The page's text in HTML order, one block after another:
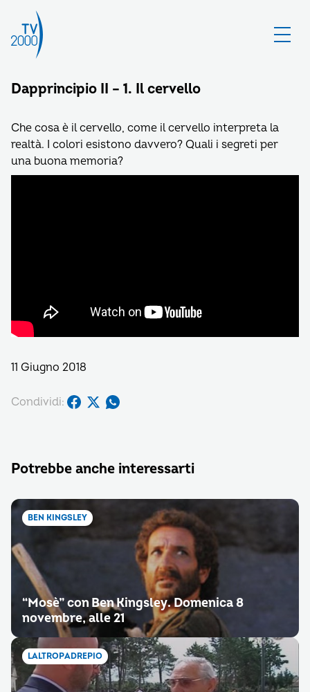
Dapprincipio II – 1. Il cervello
Che cosa è il cervello, come il cervello interpreta la
realtà. I colori esistono davvero? Quali i segreti per
una buona memoria?
11 Giugno 2018
Condividi:
Potrebbe anche interessarti
BEN KINGSLEY
“Mosè” con Ben Kingsley. Domenica 8
novembre, alle 21
LALTROPADREPIO